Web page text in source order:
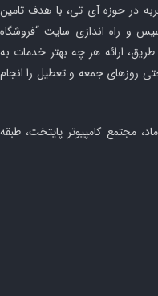
در حوزه آی تی، با هدف تامین
و راه اندازی سایت “فروشگاه
طریق، ارائه هر چه بهتر خدمات به
روزهای جمعه و تعطیل را انجام
مجتمع کامپیوتر پایتخت، طبقه